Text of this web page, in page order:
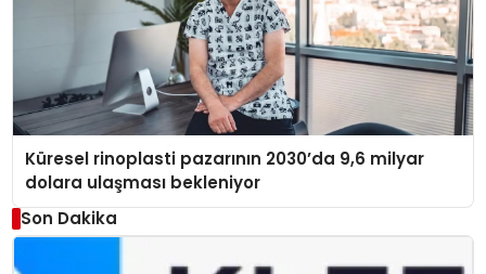
Küresel rinoplasti pazarının 2030’da 9,6 milyar
dolara ulaşması bekleniyor
Son Dakika